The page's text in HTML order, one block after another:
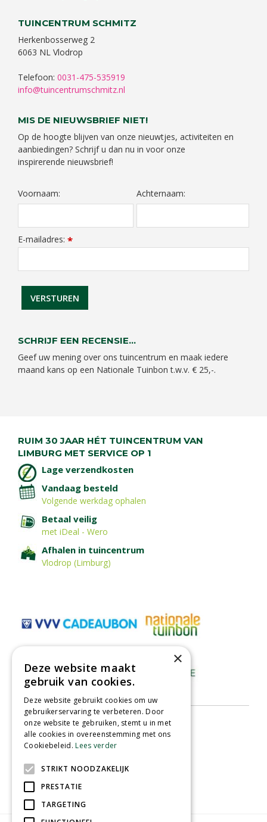
TUINCENTRUM SCHMITZ
Herkenbosserweg 2
6063 NL Vlodrop
Telefoon: 0031-475-535919
info@tuincentrumschmitz.nl
MIS DE NIEUWSBRIEF NIET!
Op de hoogte blijven van onze nieuwtjes, activiteiten en
aanbiedingen? Schrijf u dan nu in voor onze
inspirerende nieuwsbrief!
Voornaam: Achternaam:
E-mailadres: *
SCHRIJF EEN RECENSIE...
Geef uw mening over ons tuincentrum en maak iedere
maand kans op een Nationale Tuinbon t.w.v. € 25,-.
RUIM 30 JAAR HÉT TUINCENTRUM VAN
LIMBURG MET SERVICE OP 1
Lage verzendkosten
Vandaag besteld
Volgende werkdag ophalen
Betaal veilig
met iDeal - Wero
Afhalen in tuincentrum
Vlodrop (Limburg)
×
Deze website maakt
gebruik van cookies.
Deze website gebruikt cookies om uw
gebruikerservaring te verbeteren. Door
onze website te gebruiken, stemt u in met
alle cookies in overeenstemming met ons
Cookiebeleid.Lees verder
STRIKT NOODZAKELIJK
PRESTATIE
TARGETING